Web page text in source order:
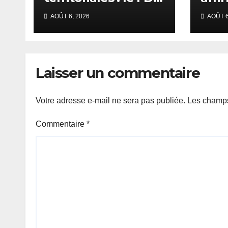
réclame un
calendrier électoral
et redoute un
AOÛT 6, 2026
au
AOÛT
Laisser un commentaire
Votre adresse e-mail ne sera pas publiée. Les
Commentaire *